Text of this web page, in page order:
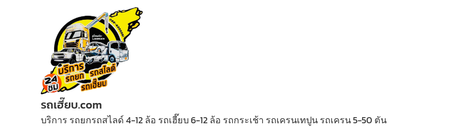
รถเฮี๊ยบ.com
บริการ รถยกรถสไลด์ 4-12 ล้อ รถเฮี๊ยบ 6-12 ล้อ รถกระเช้า รถเครนเทปูน รถเครน 5-50 ตัน